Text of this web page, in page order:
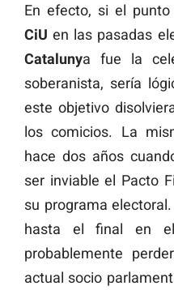
En efecto, si el
CiU en las pasadas
Catalunya fue la
soberanista, sería
este objetivo
los comicios. La
hace dos años
ser inviable el Pacto
su programa
hasta el final en
probablemente
actual socio